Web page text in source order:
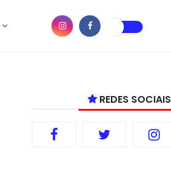
REDES SOCIAIS